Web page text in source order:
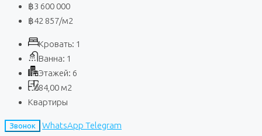
฿3 600 000
฿42 857/м2
Кровать: 1
Ванна: 1
Этажей: 6
84,00 м2
Квартиры
Звонок WhatsApp Telegram